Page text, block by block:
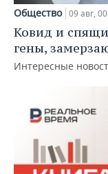
Общество 09 авг,
Ковид и
гены,
Интересные